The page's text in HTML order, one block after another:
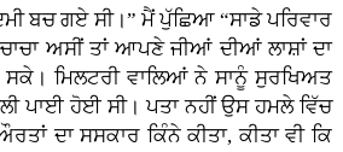
ਗਏ ਸੀ।” ਮੈਂ ਪੁੱਛਿਆ “ਸਾਡੇ ਪਰਿਵਾਰ
ਅਸੀਂ ਤਾਂ ਆਪਣੇ ਜੀਆਂ ਦੀਆਂ ਲਾਸ਼ਾਂ ਦਾ
ਸਕੇ। ਮਿਲਟਰੀ ਵਾਲਿਆਂ ਨੇ ਸਾਨੂੰ ਸੁਰਖਿਅਤ
ਪਾਈ ਹੋਈ ਸੀ। ਪਤਾ ਨਹੀਂ ਉਸ ਹਮਲੇ ਵਿੱਚ
ਦਾ ਸਸਕਾਰ ਕਿੰਨੇ ਕੀਤਾ, ਕੀਤਾ ਵੀ ਕਿ